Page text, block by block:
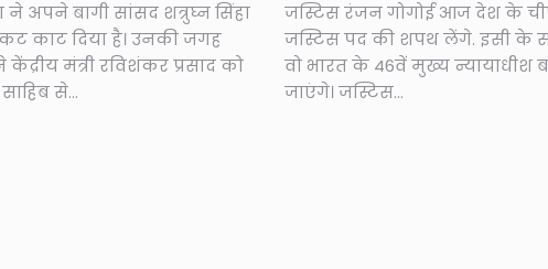
ने अपने बागी सांसद शत्रुघ्न सिंहा
काट दिया है। उनकी जगह
ने केंद्रीय मंत्री रविशंकर प्रसाद को
से...
जस्टिस रंजन गोगोई आज देश के
जस्टिस पद की शपथ लेंगे. इसी के
वो भारत के 46वें मुख्य न्यायाधीश
जाएंगे। जस्टिस...